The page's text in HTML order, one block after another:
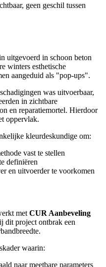
geen geschil tussen
uitgevoerd in schoon beton
winters esthetische
aangeduid als "pop-ups".
was uitvoerbaar,
in zichtbare
en reparatiemortel. Hierdoor
oppervlak.
kleurdeskundige om:
vast te stellen
definiëren
en uitvoerder te voorkomen
met CUR Aanbeveling
dit project ontbrak een
waarin:
naar meetbare parameters